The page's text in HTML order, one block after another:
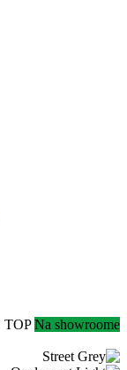
TOP Na showroome